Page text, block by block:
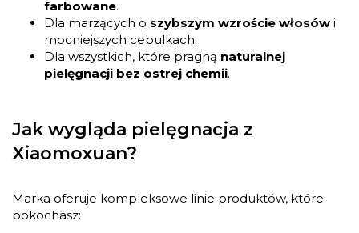
farbowane.
Dla marzących o szybszym wzroście włosów i
mocniejszych cebulkach.
Dla wszystkich, które pragną naturalnej
pielęgnacji bez ostrej chemii.
Jak wygląda pielęgnacja z
Xiaomoxuan?
Marka oferuje kompleksowe linie produktów, które
pokochasz: